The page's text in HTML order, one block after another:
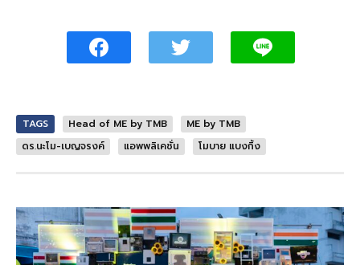
TAGS Head of ME by TMB
ME by TMB
ดร.นะโม-เบญจรงค์
แอพพลิเคชั่น โมบาย แบงกิ้ง